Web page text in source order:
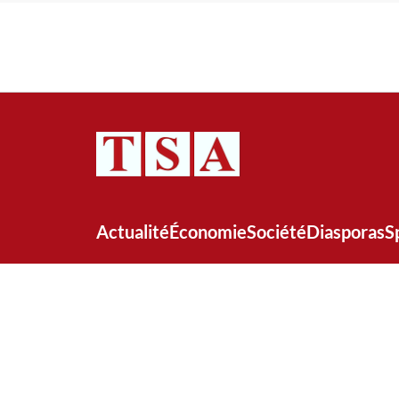
ActualitéÉconomieSociétéDiasporas